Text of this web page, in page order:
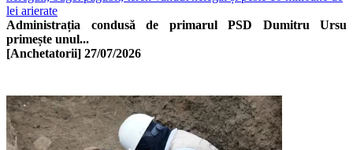
lei arierate
Administrația condusă de primarul PSD Dumitru Ursu
primește unul...
[Anchetatorii] 27/07/2026